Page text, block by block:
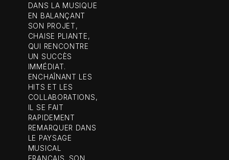
DANS LA MUSIQUE
EN BALANÇANT
SON PROJET,
CHAISE PLIANTE,
QUI RENCONTRE
UN SUCCÈS
IMMÉDIAT.
ENCHAÎNANT LES
HITS ET LES
COLLABORATIONS,
IL SE FAIT
RAPIDEMENT
REMARQUER DANS
LE PAYSAGE
MUSICAL